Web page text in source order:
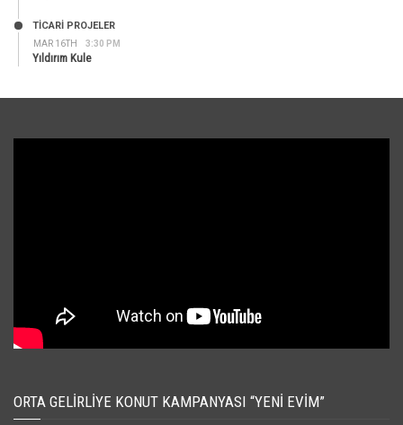
MAR 16TH 3:30 PM
TİCARİ PROJELER
Yıldırım Kule
ORTA GELIRLIYE KONUT KAMPANYASI “YENI EVIM”